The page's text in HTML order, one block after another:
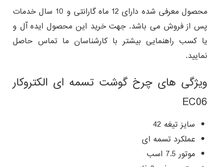
محصول معرفی شده دارای 12 ماه گارانتی و 10 سال خدمات
پس از فروش می باشد. جهت خرید این محصول ایده آل و
یا کسب راهنمایی بیشتر با کارشناسان ما تماس حاصل
نمایید.
ویژگی های چرخ گوشت تسمه ای الکتروکار
EC06
سایز تیغه 42
عملکرد تسمه ای
موتور 7.5 اسب